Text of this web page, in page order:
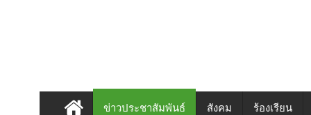
ข่าวประชาสัมพันธ์ สังคม ร้องเรียน